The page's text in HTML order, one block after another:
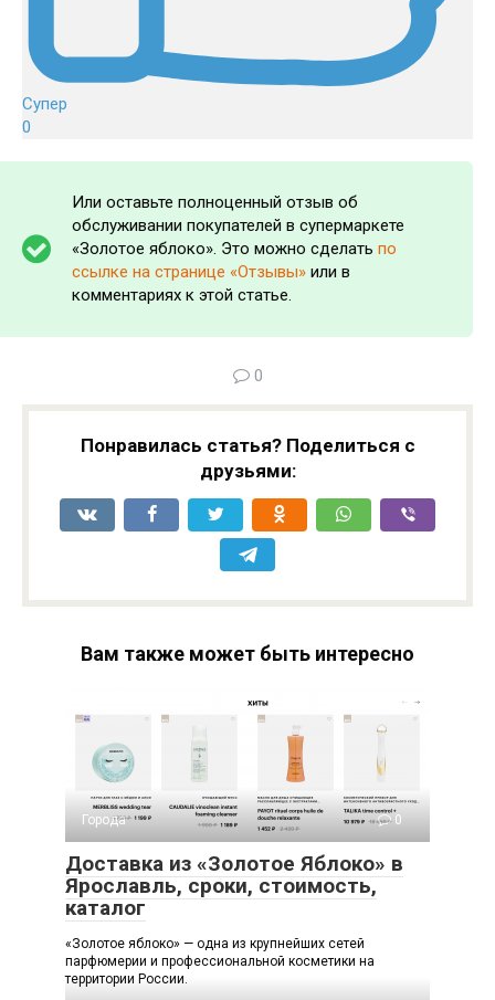
Супер
0
Или оставьте полноценный отзыв об
обслуживании покупателей в супермаркете
«Золотое яблоко». Это можно сделать по
ссылке на странице «Отзывы» или в
комментариях к этой статье.
0
Понравилась статья? Поделиться с
друзьями:
Вам также может быть интересно
Города 0
Доставка из «Золотое Яблоко» в
Ярославль, сроки, стоимость,
каталог
«Золотое яблоко» — одна из крупнейших сетей
парфюмерии и профессиональной косметики на
территории России.